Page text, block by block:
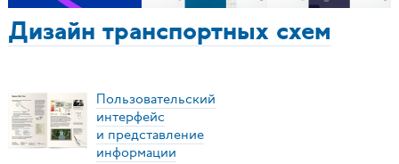
Дизайн транспортных схем
Пользовательский
интерфейс
и представление
информации